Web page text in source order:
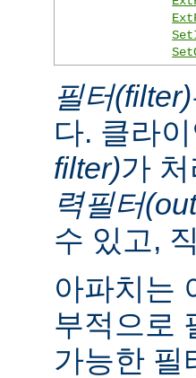
필터(filter)
다. 클라
filter)가
력필터
수 있고,
아파치는
부적으로
가능한 필